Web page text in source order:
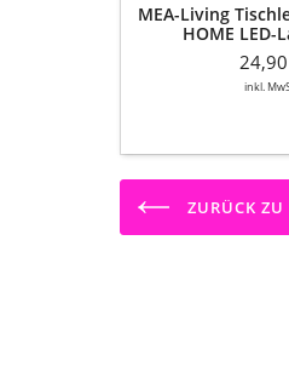
MEA-Living
HOME LED-
inkl.
ZURÜCK